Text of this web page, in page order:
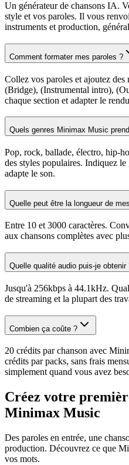
Un générateur de chansons IA.
style et vos paroles. Il vous
instruments et production,
Comment formater mes paroles ?
Collez vos paroles et ajoutez
(Bridge), (Instrumental intro),
chaque section et adapter le
Quels genres Minimax Music
Pop, rock, ballade, électro, hip-
des styles populaires. Indiquez
adapte le son.
Quelle peut être la longueur de
Entre 10 et 3000 caractères.
aux chansons complètes avec
Quelle qualité audio puis-je obtenir
Jusqu'à 256kbps à 44.1kHz.
de streaming et la plupart des
Combien ça coûte ?
20 crédits par chanson avec
crédits par packs, sans frais
simplement quand vous avez
Créez votre
Minimax Music
Des paroles en entrée, une
production. Découvrez ce que
vos mots.